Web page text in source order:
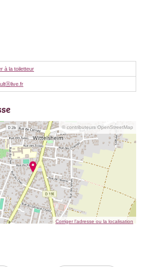
à la toiletteur
© contributeurs OpenStreetMap
Corriger l’adresse ou la localisation